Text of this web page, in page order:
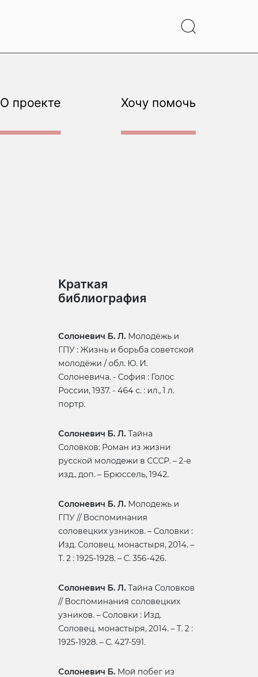
О проекте Хочу помочь
Краткая
библиография
Солоневич Б. Л. Молодёжь и
ГПУ : Жизнь и борьба советской
молодёжи / обл. Ю. И.
Солоневича. - София : Голос
России, 1937. - 464 с. : ил., 1 л.
портр.
Солоневич Б. Л. Тайна
Соловков: Роман из жизни
русской молодежи в СССР. – 2-е
изд., доп. – Брюссель, 1942.
Солоневич Б. Л. Молодежь и
ГПУ // Воспоминания
соловецких узников. – Соловки :
Изд. Соловец. монастыря, 2014. –
Т. 2 : 1925-1928. – С. 356-426.
Солоневич Б. Л. Тайна Соловков
// Воспоминания соловецких
узников. – Соловки : Изд.
Соловец. монастыря, 2014. – Т. 2 :
1925-1928. – С. 427-591.
Солоневич Б. Мой побег из